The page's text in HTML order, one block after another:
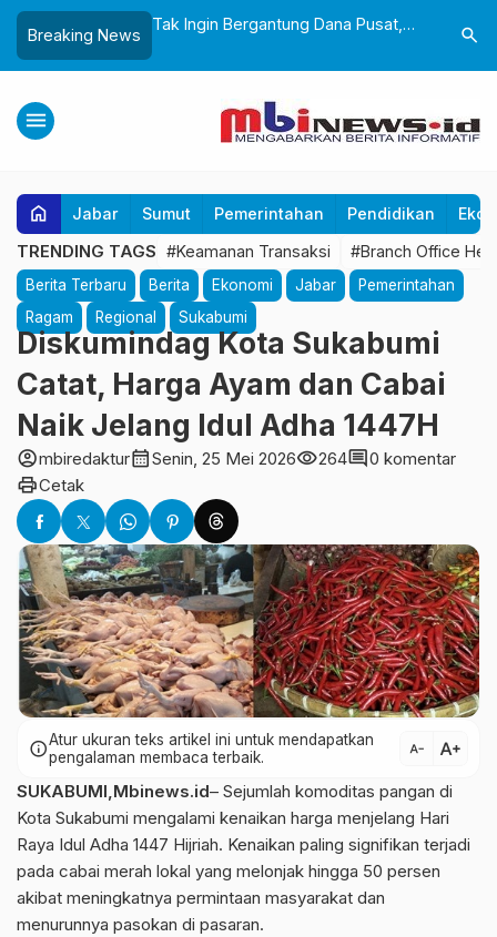
Breaking News
Mitigasi Bencana
Lewat Boneka
Tak Ingin Bergantung Dana Pusat,
PAD
Wali
Boleh
search
menu
home Jabar Sumut Pemerintahan Pendidikan
TRENDING TAGS #Keamanan Transaksi #Branch Office
Berita Terbaru Berita Ekonomi Jabar
Pemerintahan
Ragam
Regional Sukabumi
Diskumindag Kota Sukabumi
Catat, Harga Ayam dan Cabai
Naik Jelang Idul Adha 1447H
account_circlembiredakturcalendar_monthSenin, 25 Mei 2026visibility264comment0 komentar
printCetak
infoAtur ukuran teks artikel ini untuk mendapatkan
pengalaman membaca terbaik.
text_decrease text_increase
SUKABUMI,Mbinews.id– Sejumlah komoditas pangan di
Kota Sukabumi mengalami kenaikan harga menjelang Hari
Raya Idul Adha 1447 Hijriah. Kenaikan paling signifikan terjadi
pada cabai merah lokal yang melonjak hingga 50 persen
akibat meningkatnya permintaan masyarakat dan
menurunnya pasokan di pasaran.